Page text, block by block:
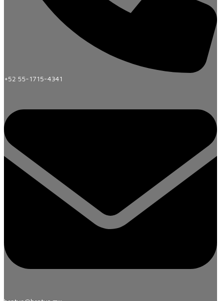
+52 55-1715-4341